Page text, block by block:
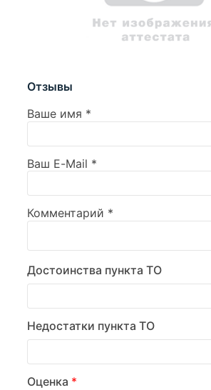
Отзывы
Ваше имя *
Ваш E-Mail *
Комментарий *
Достоинства пункта ТО
Недостатки пункта ТО
Оценка *